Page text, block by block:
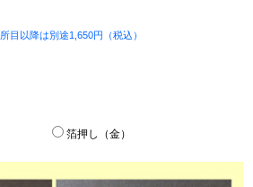
目以降は別途1,650円（税込）
箔押し（金）